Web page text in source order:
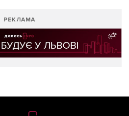
РЕКЛАМА